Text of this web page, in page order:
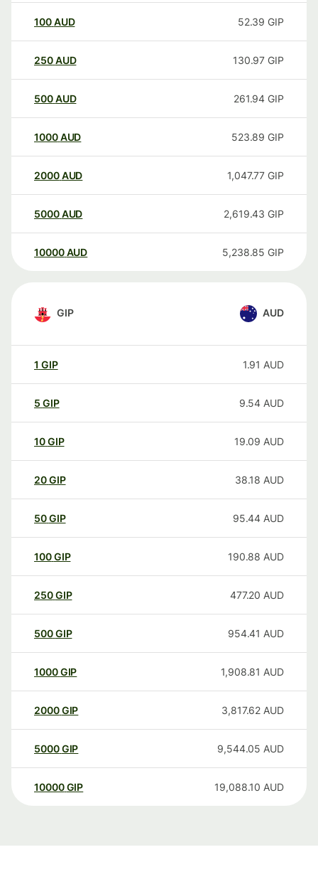
100AUD 52.39 GIP
250AUD 130.97 GIP
500AUD 261.94 GIP
1000AUD 523.89 GIP
2000AUD 1,047.77 GIP
5000AUD 2,619.43 GIP
10000 AUD 5,238.85 GIP
GIP AUD
1 GIP 1.91 AUD
5 GIP 9.54 AUD
10GIP 19.09 AUD
20GIP 38.18 AUD
50GIP 95.44 AUD
100GIP 190.88 AUD
250GIP 477.20 AUD
500GIP 954.41 AUD
1000GIP 1,908.81 AUD
2000GIP 3,817.62 AUD
5000GIP 9,544.05 AUD
10000 GIP 19,088.10 AUD